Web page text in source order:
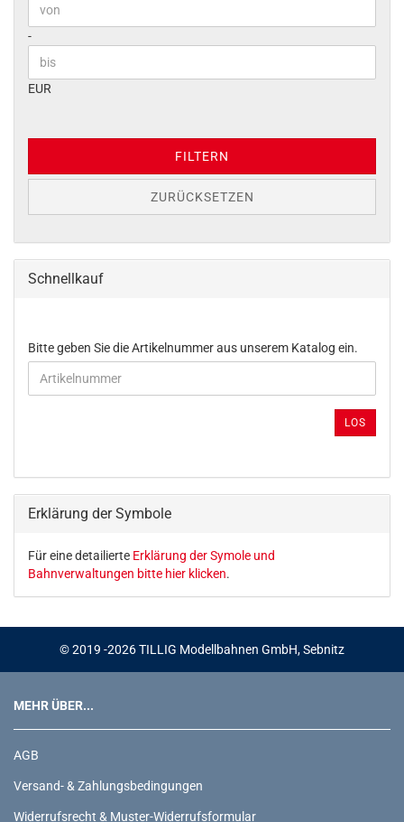
Preis bis
-
EUR
FILTERN
ZURÜCKSETZEN
Schnellkauf
BITTE
GEBEN
SIE
EIN.
Bitte geben Sie die Artikelnummer aus unserem Katalog ein.
LOS
Erklärung der Symbole
Für eine detailierte Erklärung der Symole und
Bahnverwaltungen bitte hier klicken.
© 2019 -2026 TILLIG Modellbahnen GmbH, Sebnitz
MEHR ÜBER...
AGB
Versand- & Zahlungsbedingungen
Widerrufsrecht & Muster-Widerrufsformular